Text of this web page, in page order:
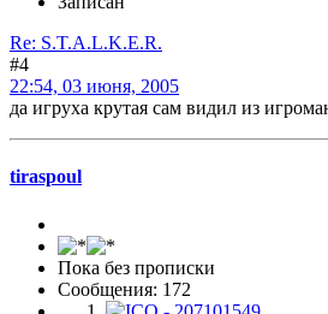
Re: S.T.A.L.K.E.R.
#4
22:54, 03 июня, 2005
да игруха крутая сам видил из
tiraspoul
Пока без прописки
Сообщения: 172